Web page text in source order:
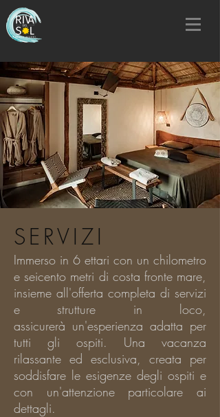
SERVIZI
Immerso in 6 ettari con un chilometro
e seicento metri di costa fronte mare,
insieme all'offerta completa di servizi
e strutture in loco,
assicurerà un'esperienza adatta per
tutti gli ospiti. Una vacanza
rilassante ed esclusiva, creata per
soddisfare le esigenze degli ospiti e
con un'attenzione particolare ai
dettagli.